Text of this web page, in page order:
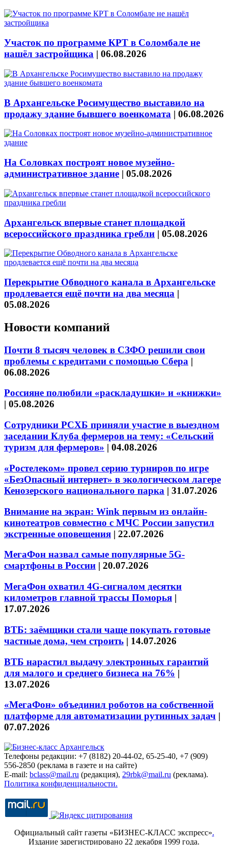
Участок по программе КРТ в Соломбале не
нашёл застройщика | 06.08.2026
В Архангельске Росимущество выставило на
продажу здание бывшего военкомата | 06.08.2026
На Соловках построят новое музейно-
административное здание | 05.08.2026
Архангельск впервые станет площадкой
всероссийского праздника гребли | 05.08.2026
Перекрытие Обводного канала в Архангельске
продлевается ещё почти на два месяца |
05.08.2026
Новости компаний
Почти 8 тысяч человек в СЗФО решили свои
проблемы с кредитами с помощью Сбера |
06.08.2026
Россияне полюбили «раскладушки» и «книжки»
| 05.08.2026
Сотрудники РСХБ приняли участие в выездном
заседании Клуба фермеров на тему: «Сельский
туризм для фермеров» | 04.08.2026
«Ростелеком» провел серию турниров по игре
«БезОпасный интернет» в экологическом лагере
Кенозерского национального парка | 31.07.2026
Внимание на экран: Wink первым из онлайн-
кинотеатров совместно с МЧС России запустил
экстренные оповещения | 22.07.2026
МегаФон назвал самые популярные 5G-
смартфоны в России | 20.07.2026
МегаФон охватил 4G-сигналом десятки
километров главной трассы Поморья |
17.07.2026
ВТБ: заёмщики стали чаще покупать готовые
частные дома, чем строить | 14.07.2026
ВТБ нарастил выдачу электронных гарантий
для малого и среднего бизнеса на 76% |
13.07.2026
«МегаФон» объединил роботов на собственной
платформе для автоматизации рутинных задач |
07.07.2026
Телефоны редакции: +7 (8182) 20-44-02, 65-25-40, +7 (909)
556-2850 (реклама в газете и на сайте)
E-mail: bclass@mail.ru (редакция), 29rbk@mail.ru (реклама).
Политика конфиденциальности.
Официальный сайт газеты «БИЗНЕС-КЛАСС экспресс».
Издание зарегистрировано 22 декабря 1999 года.